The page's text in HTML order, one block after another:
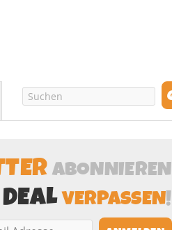
ABONNIEREN
DEALVERPASSEN!